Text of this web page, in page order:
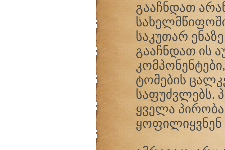
გააჩნდათ
საკუთარ
გააჩნდათ ის
ტომების
საფუძვლებს.
ყველა